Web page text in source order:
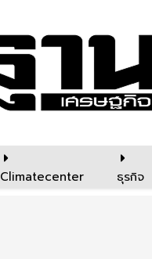
Climatecenter ธุรกิจ